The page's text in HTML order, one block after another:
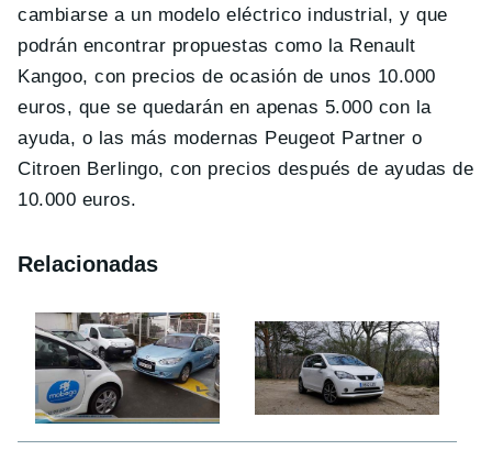
cambiarse a un modelo eléctrico industrial, y que
podrán encontrar propuestas como la Renault
Kangoo, con precios de ocasión de unos 10.000
euros, que se quedarán en apenas 5.000 con la
ayuda, o las más modernas Peugeot Partner o
Citroen Berlingo, con precios después de ayudas de
10.000 euros.
Relacionadas